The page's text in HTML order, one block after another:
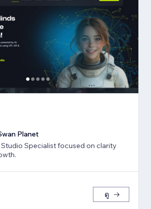
Planet
Specialist focused on clarity
ดู